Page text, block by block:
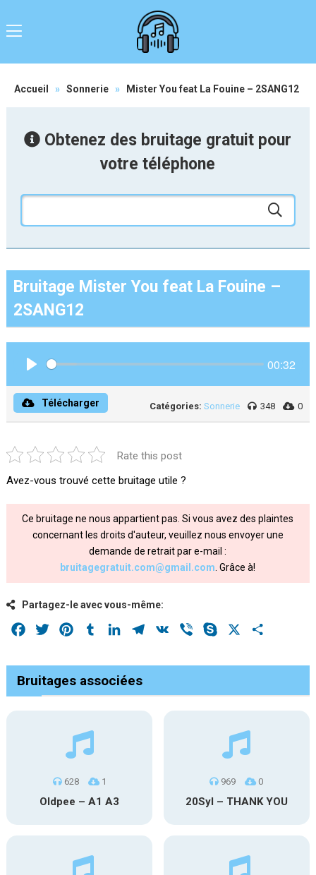
Accueil » Sonnerie » Mister You feat La Fouine – 2SANG12
Obtenez des bruitage gratuit pour
votre téléphone
Bruitage Mister You feat La Fouine –
2SANG12
00:32
Télécharger Catégories: Sonnerie 348 0
Rate this post
Avez-vous trouvé cette bruitage utile ?
Ce bruitage ne nous appartient pas. Si vous avez des plaintes
concernant les droits d'auteur, veuillez nous envoyer une
demande de retrait par e-mail :
bruitagegratuit.com@gmail.com . Grâce à!
Partagez-le avec vous-même:
Facebook
Twitter PinterestTumblrLinkedInTelegram
VK Viber Skype
Bruitages associées
628 1
Oldpee – A1 A3
969 0
20Syl – THANK YOU